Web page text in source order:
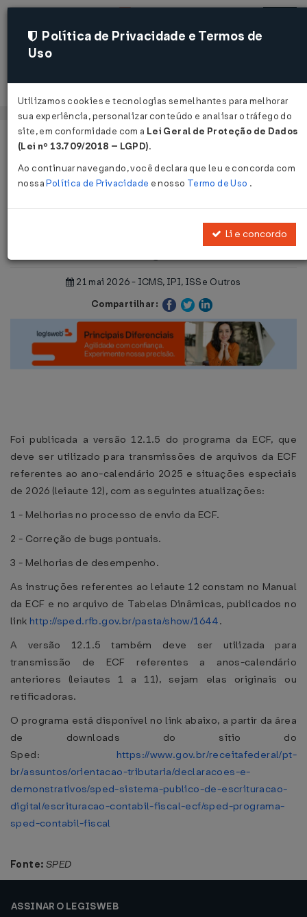
Acessar
Página Inicial
Notícias
SPED/ECF: Publicação da Versão
12.1.5 do Programa da ECF
21 mai 2026 - ICMS, IPI, ISS e Outros
Compartilhar:
Foi publicada a versão 12.1.5 do programa da ECF, que
deve ser utilizado para transmissões de arquivos da ECF
referentes ao ano-calendário 2025 e situações especiais
de 2026 (leiaute 12), com as seguintes atualizações:
1 - Melhorias no processo de envio da ECF.
2 - Correção de bugs pontuais.
3 - Melhorias de desempenho.
As instruções referentes ao leiaute 12 constam no Manual
da ECF e no arquivo de Tabelas Dinâmicas, publicados no
link http://sped.rfb.gov.br/pasta/show/1644.
A versão 12.1.5 também deve ser utilizada para
transmissão de ECF referentes a anos-calendário
anteriores (leiautes 1 a 11), sejam elas originais ou
retificadoras.
O programa está disponível no link abaixo, a partir da área
de downloads do sítio do
Sped: https://www.gov.br/receitafederal/pt-
br/assuntos/orientacao-tributaria/declaracoes-e-
demonstrativos/sped-sistema-publico-de-escrituracao-
digital/escrituracao-contabil-fiscal-ecf/sped-programa-
sped-contabil-fiscal
Fonte: SPED
ASSINAR O LEGISWEB
Política de Privacidade e Termos de
Uso
Utilizamos cookies e tecnologias semelhantes para melhorar
sua experiência, personalizar conteúdo e analisar o tráfego do
site, em conformidade com a Lei Geral de Proteção de Dados
(Lei nº 13.709/2018 – LGPD).
Ao continuar navegando, você declara que leu e concorda com
nossaPolítica de Privacidade e nosso Termo de Uso .
Li e concordo